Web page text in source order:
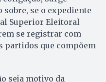
se o expediente
Superior Eleitoral
se registrar com
partidos que compõem
seja motivo da